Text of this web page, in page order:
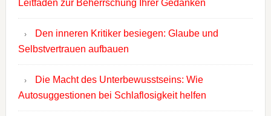
Leitfaden zur Beherrschung Ihrer Gedanken
Den inneren Kritiker besiegen: Glaube und
Selbstvertrauen aufbauen
Die Macht des Unterbewusstseins: Wie
Autosuggestionen bei Schlaflosigkeit helfen